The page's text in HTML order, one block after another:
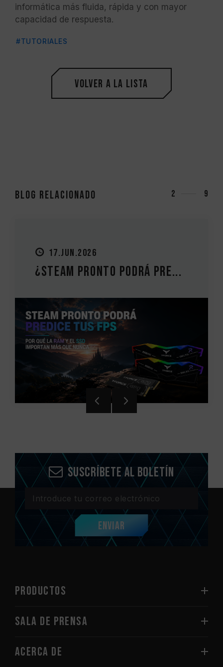
informática más fluida, rápida y con mayor
capacidad de respuesta.
#TUTORIALES
Volver a la lista
Blog relacionado 3 9
27.MAY.2026
Guía de actualización de P...
Suscríbete al boletín
Enviar
PRODUCTOS
Sala de prensa
Acerca de